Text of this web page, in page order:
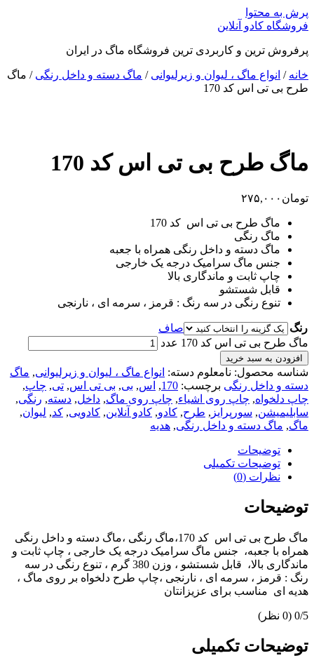
پرش به محتوا
فروشگاه کادو آنلاین
پرفروش ترین و کاربردی ترین فروشگاه ماگ در ایران
خانه / انواع ماگ ، لیوان و زیرلیوانی / ماگ دسته و داخل رنگی / ماگ
طرح بی تی اس کد 170
ماگ طرح بی تی اس کد 170
تومان ۲۷۵,۰۰۰
ماگ طرح بی تی اس کد 170
ماگ رنگی
ماگ دسته و داخل رنگی همراه با جعبه
جنس ماگ سرامیک درجه یک خارجی
چاپ ثابت و ماندگاری بالا
قابل شستشو
تنوع رنگی در سه رنگ : قرمز ، سرمه ای ، نارنجی
رنگ
صاف
ماگ طرح بی تی اس کد 170 عدد
افزودن به سبد خرید
شناسه محصول: نامعلوم دسته: انواع ماگ ، لیوان و زیرلیوانی, ماگ
دسته و داخل رنگی برچسب: 170
, اس, بی, بی تی اس, تی, چاپ,
چاپ دلخواه, چاپ روی اشیاء, چاپ روی ماگ, داخل, دسته, رنگی,
سابلیمیشن, سورپرایز , طرح, کادو, کادو آنلاین, کادویی, کد, لیوان,
ماگ, ماگ دسته و داخل رنگی, هدیه
توضیحات
توضیحات تکمیلی
نظرات (0)
توضیحات
ماگ طرح بی تی اس کد 170،ماگ رنگی ،ماگ دسته و داخل رنگی
همراه با جعبه، جنس ماگ سرامیک درجه یک خارجی ، چاپ ثابت و
ماندگاری بالا، قابل شستشو ، وزن 380 گرم ، تنوع رنگی در سه
رنگ : قرمز ، سرمه ای ، نارنجی ،چاپ طرح دلخواه بر روی ماگ ،
هدیه ای مناسب برای عزیزانتان
‫0/5 ‫(0 نظر)
توضیحات تکمیلی